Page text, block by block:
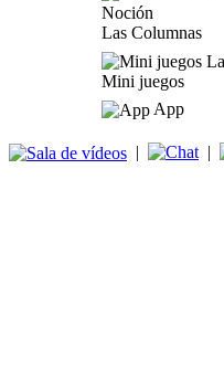
Las Columnas
Mini juegos
App
| |